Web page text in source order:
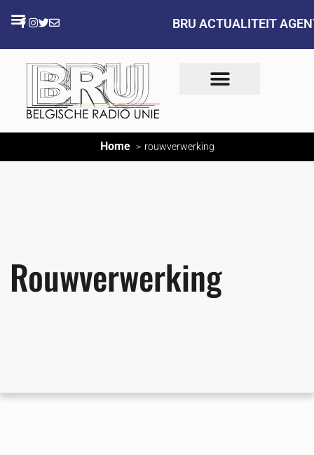
BRU ACTUALITEIT
Home rouwverwerking
Rouwverwerking